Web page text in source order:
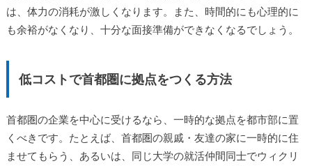
は、体力の消耗が激しくなります。また、時間的にも心理的に
も余裕がなくなり、十分な面接準備ができなくなるでしょう。
低コストで首都圏に拠点をつくる方法
首都圏の企業を中心に受けるなら、一時的な拠点を都市部に置
くべきです。たとえば、首都圏の親戚・友達の家に一時的に住
ませてもらう、あるいは、同じ大学の就活仲間同士でウィクリ